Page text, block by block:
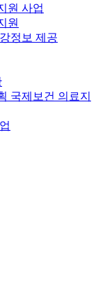
원 사업
원
정보 제공
국제보건 의료지